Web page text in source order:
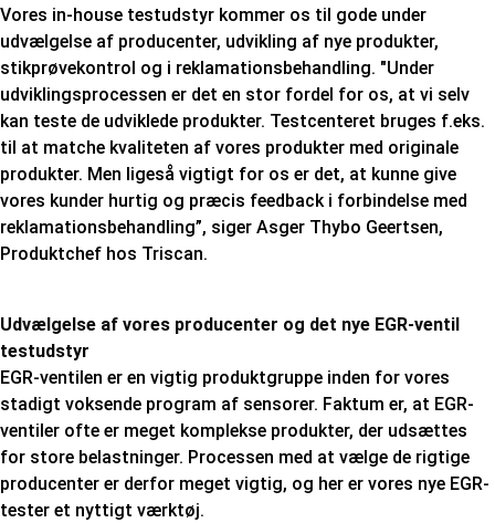
Vores in-house testudstyr kommer os til gode under
udvælgelse af producenter, udvikling af nye produkter,
stikprøvekontrol og i reklamationsbehandling. "Under
udviklingsprocessen er det en stor fordel for os, at vi selv
kan teste de udviklede produkter. Testcenteret bruges f.eks.
til at matche kvaliteten af vores produkter med originale
produkter. Men ligeså vigtigt for os er det, at kunne give
vores kunder hurtig og præcis feedback i forbindelse med
reklamationsbehandling”, siger Asger Thybo Geertsen,
Produktchef hos Triscan.
Udvælgelse af vores producenter og det nye EGR-ventil
testudstyr
EGR-ventilen er en vigtig produktgruppe inden for vores
stadigt voksende program af sensorer. Faktum er, at EGR-
ventiler ofte er meget komplekse produkter, der udsættes
for store belastninger. Processen med at vælge de rigtige
producenter er derfor meget vigtig, og her er vores nye EGR-
tester et nyttigt værktøj.